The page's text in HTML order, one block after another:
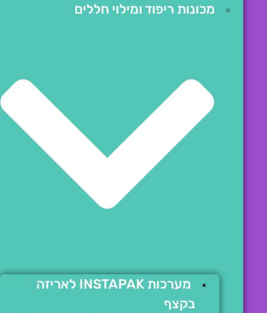
מכונות ריפוד ומילוי חללים
מערכות INSTAPAK לאריזה
בקצף